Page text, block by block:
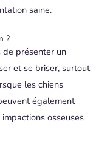
saine.
?
de présenter un
et se briser, surtout
les chiens
également
osseuses